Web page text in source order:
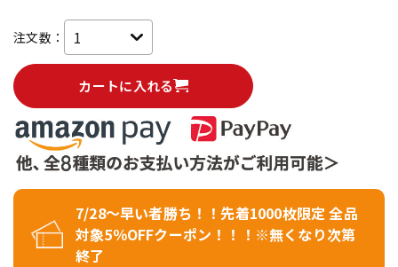
注文数：
カートに入れる
7/28～早い者勝ち！！先着1000枚限定 全品
対象5％OFFクーポン！！！※無くなり次第
終了